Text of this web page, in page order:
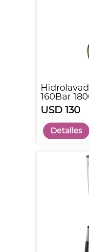
160Bar
USD 130
Detalles